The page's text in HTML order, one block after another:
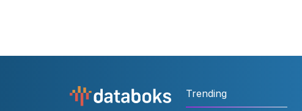
Trending